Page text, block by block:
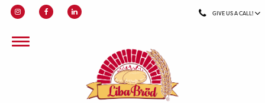
GIVE US A CALL!